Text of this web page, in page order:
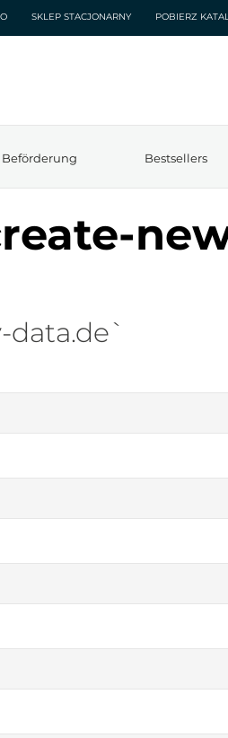
SKLEP STACJONARNY POBIERZ
Beförderung Bestsellers